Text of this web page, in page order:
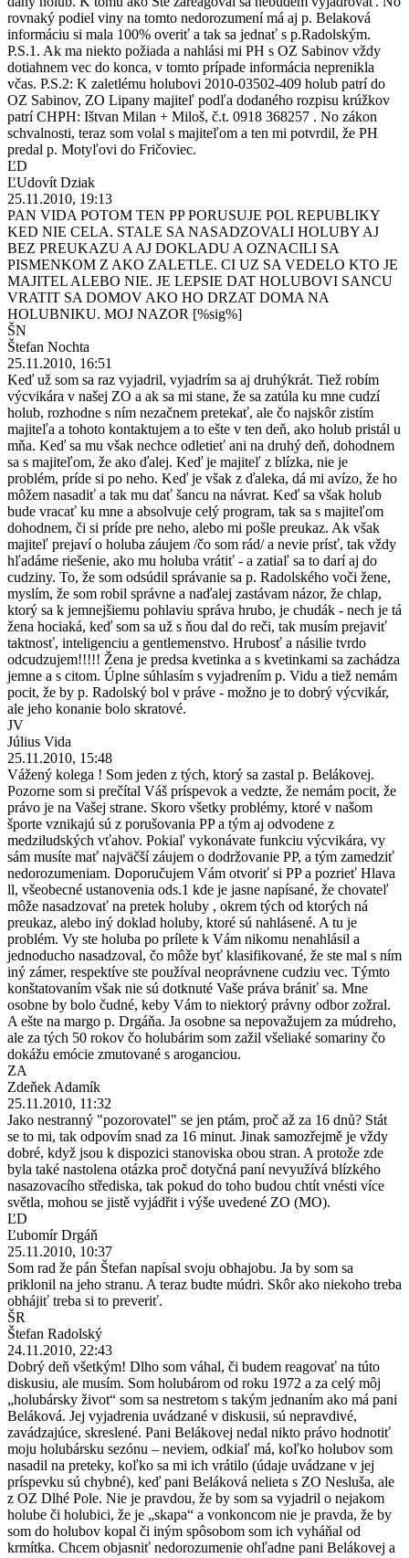
rovnaký podiel viny na tomto nedorozumení má aj p. Belaková
informáciu si mala 100% overiť a tak sa jednať s p.Radolským.
P.S.1. Ak ma niekto požiada a nahlási mi PH s OZ Sabinov vždy
dotiahnem vec do konca, v tomto prípade informácia neprenikla
včas. P.S.2: K zaletlému holubovi 2010-03502-409 holub patrí do
OZ Sabinov, ZO Lipany majiteľ podľa dodaného rozpisu krúžkov
patrí CHPH: Ištvan Milan + Miloš, č.t. 0918 368257 . No zákon
schvalnosti, teraz som volal s majiteľom a ten mi potvrdil, že PH
predal p. Motyľovi do Fričoviec.
ĽD
ĽUdovít Dziak
25.11.2010, 19:13
PAN VIDA POTOM TEN PP PORUSUJE POL REPUBLIKY
KED NIE CELA. STALE SA NASADZOVALI HOLUBY AJ
BEZ PREUKAZU A AJ DOKLADU A OZNACILI SA
PISMENKOM Z AKO ZALETLE. CI UZ SA VEDELO KTO JE
MAJITEL ALEBO NIE. JE LEPSIE DAT HOLUBOVI SANCU
VRATIT SA DOMOV AKO HO DRZAT DOMA NA
HOLUBNIKU. MOJ NAZOR [%sig%]
ŠN
Štefan Nochta
25.11.2010, 16:51
Keď už som sa raz vyjadril, vyjadrím sa aj druhýkrát. Tiež robím
výcvikára v našej ZO a ak sa mi stane, že sa zatúla ku mne cudzí
holub, rozhodne s ním nezačnem pretekať, ale čo najskôr zistím
majiteľa a tohoto kontaktujem a to ešte v ten deň, ako holub pristál u
mňa. Keď sa mu však nechce odletieť ani na druhý deň, dohodnem
sa s majiteľom, že ako ďalej. Keď je majiteľ z blízka, nie je
problém, príde si po neho. Keď je však z ďaleka, dá mi avízo, že ho
môžem nasadiť a tak mu dať šancu na návrat. Keď sa však holub
bude vracať ku mne a absolvuje celý program, tak sa s majiteľom
dohodnem, či si príde pre neho, alebo mi pošle preukaz. Ak však
majiteľ prejaví o holuba záujem /čo som rád/ a nevie prísť, tak vždy
hľadáme riešenie, ako mu holuba vrátiť - a zatiaľ sa to darí aj do
cudziny. To, že som odsúdil správanie sa p. Radolského voči žene,
myslím, že som robil správne a naďalej zastávam názor, že chlap,
ktorý sa k jemnejšiemu pohlaviu správa hrubo, je chudák - nech je tá
žena hociaká, keď som sa už s ňou dal do reči, tak musím prejaviť
taktnosť, inteligenciu a gentlemenstvo. Hrubosť a násilie tvrdo
odcudzujem!!!!! Žena je predsa kvetinka a s kvetinkami sa zachádza
jemne a s citom. Úplne súhlasím s vyjadrením p. Vidu a tiež nemám
pocit, že by p. Radolský bol v práve - možno je to dobrý výcvikár,
ale jeho konanie bolo skratové.
JV
Július Vida
25.11.2010, 15:48
Vážený kolega ! Som jeden z tých, ktorý sa zastal p. Belákovej.
Pozorne som si prečítal Váš príspevok a vedzte, že nemám pocit, že
právo je na Vašej strane. Skoro všetky problémy, ktoré v našom
športe vznikajú sú z porušovania PP a tým aj odvodene z
medziludských vťahov. Pokiaľ vykonávate funkciu výcvikára, vy
sám musíte mať najväčší záujem o dodržovanie PP, a tým zamedziť
nedorozumeniam. Doporučujem Vám otvoriť si PP a pozrieť Hlava
ll, všeobecné ustanovenia ods.1 kde je jasne napísané, že chovateľ
môže nasadzovať na pretek holuby , okrem tých od ktorých ná
preukaz, alebo iný doklad holuby, ktoré sú nahlásené. A tu je
problém. Vy ste holuba po prílete k Vám nikomu nenahlásil a
jednoducho nasadzoval, čo môže byť klasifikované, že ste mal s ním
iný zámer, respektíve ste používal neoprávnene cudziu vec. Týmto
konštatovaním však nie sú dotknuté Vaše práva brániť sa. Mne
osobne by bolo čudné, keby Vám to niektorý právny odbor zožral.
A ešte na margo p. Drgáňa. Ja osobne sa nepovažujem za múdreho,
ale za tých 50 rokov čo holubárim som zažil všeliaké somariny čo
dokážu emócie zmutované s aroganciou.
ZA
Zdeňek Adamík
25.11.2010, 11:32
Jako nestranný "pozorovatel" se jen ptám, proč až za 16 dnů? Stát
se to mi, tak odpovím snad za 16 minut. Jinak samozřejmě je vždy
dobré, když jsou k dispozici stanoviska obou stran. A protože zde
byla také nastolena otázka proč dotyčná paní nevyužívá blízkého
nasazovacího střediska, tak pokud do toho budou chtít vnésti více
světla, mohou se jistě vyjádřit i výše uvedené ZO (MO).
ĽD
Ľubomír Drgáň
25.11.2010, 10:37
Som rad že pán Štefan napísal svoju obhajobu. Ja by som sa
priklonil na jeho stranu. A teraz budte múdri. Skôr ako niekoho treba
obhájiť treba si to preveriť.
ŠR
Štefan Radolský
24.11.2010, 22:43
Dobrý deň všetkým! Dlho som váhal, či budem reagovať na túto
diskusiu, ale musím. Som holubárom od roku 1972 a za celý môj
„holubársky život“ som sa nestretom s takým jednaním ako má pani
Beláková. Jej vyjadrenia uvádzané v diskusii, sú nepravdivé,
zavádzajúce, skreslené. Pani Belákovej nedal nikto právo hodnotiť
moju holubársku sezónu – neviem, odkiaľ má, koľko holubov som
nasadil na preteky, koľko sa mi ich vrátilo (údaje uvádzane v jej
príspevku sú chybné), keď pani Beláková nelieta s ZO Nesluša, ale
z OZ Dlhé Pole. Nie je pravdou, že by som sa vyjadril o nejakom
holube či holubici, že je „skapa“ a vonkoncom nie je pravda, že by
som do holubov kopal či iným spôsobom som ich vyháňal od
krmítka. Chcem objasniť nedorozumenie ohľadne pani Belákovej a